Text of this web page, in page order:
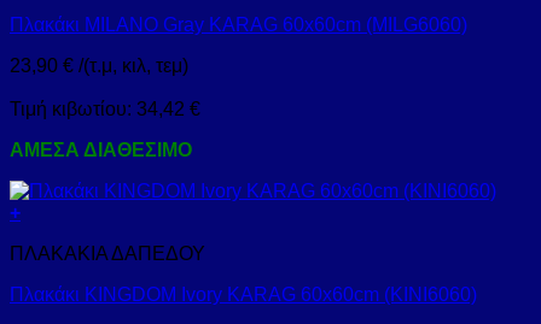
Πλακάκι MILANO Gray KARAG 60x60cm (MILG6060)
23,90 € /(τ.μ, κιλ, τεμ)
Τιμή κιβωτίου: 34,42 €
ΑΜΕΣΑ ΔΙΑΘΕΣΙΜΟ
+
ΠΛΑΚΑΚΙΑ ΔΑΠΕΔΟΥ
Πλακάκι KINGDOM Ivory KARAG 60x60cm (KINI6060)